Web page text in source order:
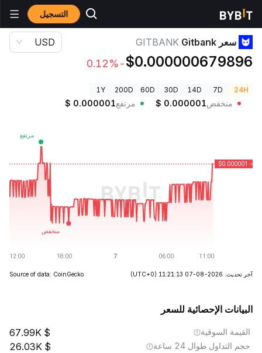
التسجيل أسعار العملات الرقمية
سعر Gitbank GITBANK
$0.000000679896
-0.12%
USD
24H
7D
14D
30D
60D
200D
1Y
منخفض $ 0.000001 مرتفع $ 0.000001
آخر تحديث: 2026-08-07 11:21:13 (UTC+0)
Source of data: CoinGecko
البيانات الإحصائية للسعر
القيمة السوقية 67.99K
حجم التداول طوال 24 ساعة 26.03K